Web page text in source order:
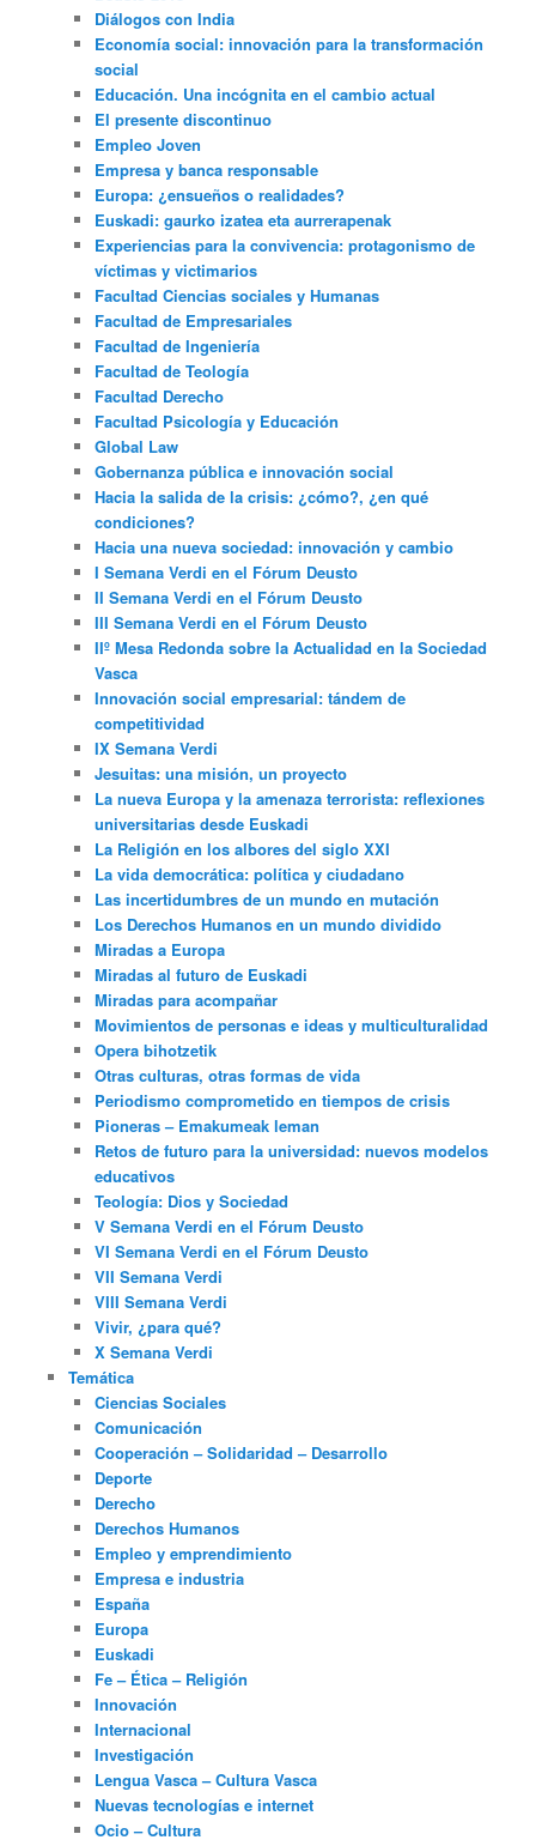
Diálogos con India
Economía social: innovación para la transformación
social
Educación. Una incógnita en el cambio actual
El presente discontinuo
Empleo Joven
Empresa y banca responsable
Europa: ¿ensueños o realidades?
Euskadi: gaurko izatea eta aurrerapenak
Experiencias para la convivencia: protagonismo de
víctimas y victimarios
Facultad Ciencias sociales y Humanas
Facultad de Empresariales
Facultad de Ingeniería
Facultad de Teología
Facultad Derecho
Facultad Psicología y Educación
Global Law
Gobernanza pública e innovación social
Hacia la salida de la crisis: ¿cómo?, ¿en qué
condiciones?
Hacia una nueva sociedad: innovación y cambio
I Semana Verdi en el Fórum Deusto
II Semana Verdi en el Fórum Deusto
III Semana Verdi en el Fórum Deusto
IIº Mesa Redonda sobre la Actualidad en la Sociedad
Vasca
Innovación social empresarial: tándem de
competitividad
IX Semana Verdi
Jesuitas: una misión, un proyecto
La nueva Europa y la amenaza terrorista: reflexiones
universitarias desde Euskadi
La Religión en los albores del siglo XXI
La vida democrática: política y ciudadano
Las incertidumbres de un mundo en mutación
Los Derechos Humanos en un mundo dividido
Miradas a Europa
Miradas al futuro de Euskadi
Miradas para acompañar
Movimientos de personas e ideas y multiculturalidad
Opera bihotzetik
Otras culturas, otras formas de vida
Periodismo comprometido en tiempos de crisis
Pioneras – Emakumeak leman
Retos de futuro para la universidad: nuevos modelos
educativos
Teología: Dios y Sociedad
V Semana Verdi en el Fórum Deusto
VI Semana Verdi en el Fórum Deusto
VII Semana Verdi
VIII Semana Verdi
Vivir, ¿para qué?
X Semana Verdi
Temática
Ciencias Sociales
Comunicación
Cooperación – Solidaridad – Desarrollo
Deporte
Derecho
Derechos Humanos
Empleo y emprendimiento
Empresa e industria
España
Europa
Euskadi
Fe – Ética – Religión
Innovación
Internacional
Investigación
Lengua Vasca – Cultura Vasca
Nuevas tecnologías e internet
Ocio – Cultura